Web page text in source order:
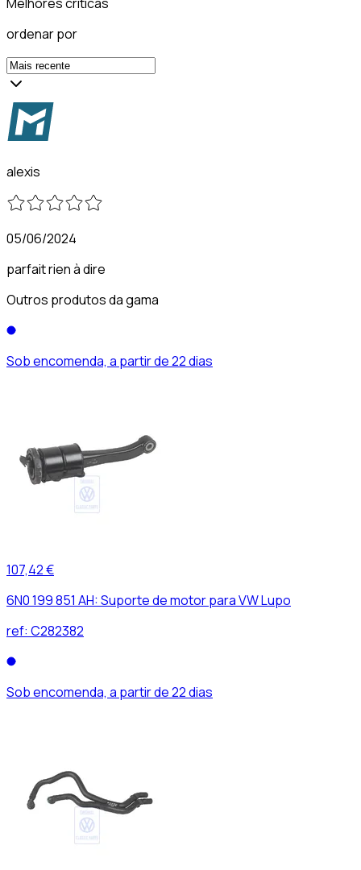
ordenar por
alexis
05/06/2024
parfait rien à dire
Outros produtos da gama
Sob encomenda, a partir de 22 dias
107,42 €
6N0 199 851 AH: Suporte de motor para VW Lupo
ref: C282382
Sob encomenda, a partir de 22 dias